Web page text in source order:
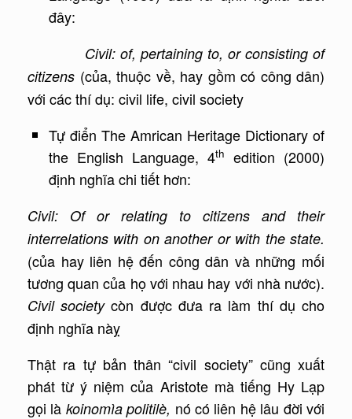
đây:
Civil: of, pertaining to, or consisting of
citizens (của, thuộc về, hay gồm có công dân)
với các thí dụ: civil life, civil society
Tự điển The Amrican Heritage Dictionary of
the English Language, 4th
edition (2000)
định nghĩa chi tiết hơn:
Civil: Of or relating to citizens and their
interrelations with on another or with the state.
(của hay liên hệ đến công dân và những mối
tương quan của họ với nhau hay với nhà nước).
Civil societycòn được đưa ra làm thí dụ cho
định nghĩa nàỵ
Thật ra tự bản thân “civil society” cũng xuất
phát từ ý niệm của Aristote mà tiếng Hy Lạp
gọi là koinomìa politilè, nó có liên hệ lâu đời với